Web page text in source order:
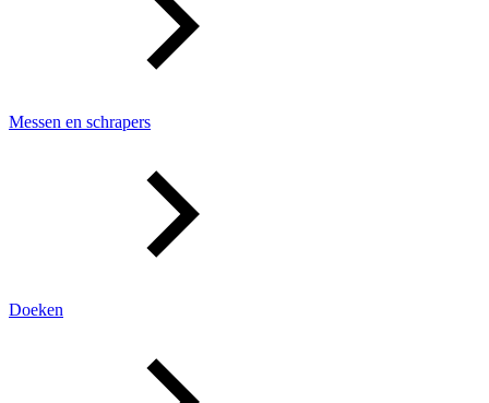
Messen en schrapers
Doeken